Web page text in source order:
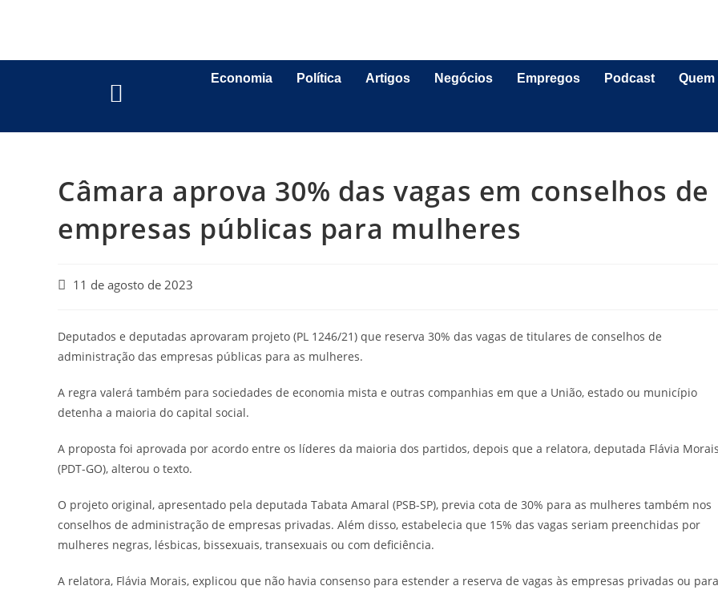
Economia Política Artigos Negócios Empregos Podcast
Câmara aprova 30% das vagas em conselhos de
empresas públicas para mulheres
11 de agosto de 2023
Deputados e deputadas aprovaram projeto (PL 1246/21) que reserva 30% das vagas de titulares de conselhos de
administração das empresas públicas para as mulheres.
A regra valerá também para sociedades de economia mista e outras companhias em que a União, estado ou município
detenha a maioria do capital social.
A proposta foi aprovada por acordo entre os líderes da maioria dos partidos, depois que a relatora, deputada Flávia Morais
(PDT-GO), alterou o texto.
O projeto original, apresentado pela deputada Tabata Amaral (PSB-SP), previa cota de 30% para as mulheres também nos
conselhos de administração de empresas privadas. Além disso, estabelecia que 15% das vagas seriam preenchidas por
mulheres negras, lésbicas, bissexuais, transexuais ou com deficiência.
A relatora, Flávia Morais, explicou que não havia consenso para estender a reserva de vagas às empresas privadas ou para